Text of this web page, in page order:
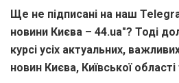
Ще не підписані на наш
новини Києва – 44.ua"? Тоді
курсі усіх актуальних,
новин Києва, Київської області